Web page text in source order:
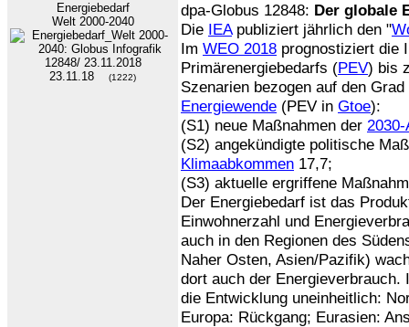
Energiebedarf
Welt 2000-2040
23.11.18 (1222)
dpa-Globus 12848: Der globale
Die IEApubliziert jährlich den "
Im WEO 2018 prognostiziert die
Primärenergiebedarfs (PEV) bis
Szenarien bezogen auf den
Energiewende (PEV in Gtoe):
(S1) neue Maßnahmen der 2030-
(S2) angekündigte politische
Klimaabkommen 17,7;
(S3) aktuelle ergriffene
Der Energiebedarf ist das
Einwohnerzahl und
auch in den Regionen des
Naher Osten, Asien/Pazifik)
dort auch der Energieverbrauch.
die Entwicklung uneinheitlich:
Europa: Rückgang; Eurasien: